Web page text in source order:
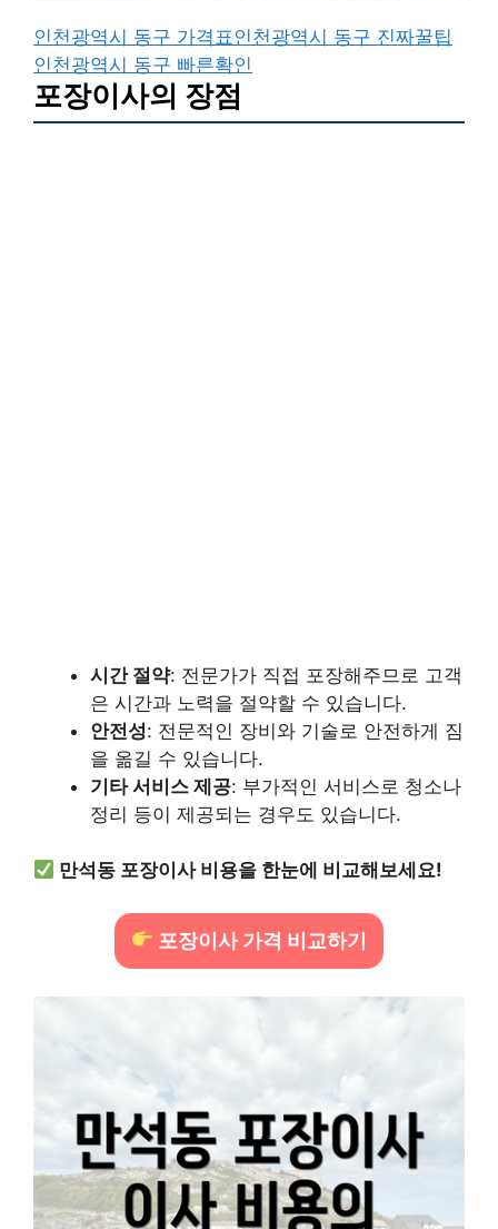
인천광역시 동구 가격표 인천광역시 동구 진짜꿀팁
인천광역시 동구 빠른확인
포장이사의 장점
시간 절약: 전문가가 직접 포장해주므로 고객
은 시간과 노력을 절약할 수 있습니다.
안전성: 전문적인 장비와 기술로 안전하게 짐
을 옮길 수 있습니다.
기타 서비스 제공: 부가적인 서비스로 청소나
정리 등이 제공되는 경우도 있습니다.
만석동 포장이사 비용을 한눈에 비교해보세요!
포장이사 가격 비교하기